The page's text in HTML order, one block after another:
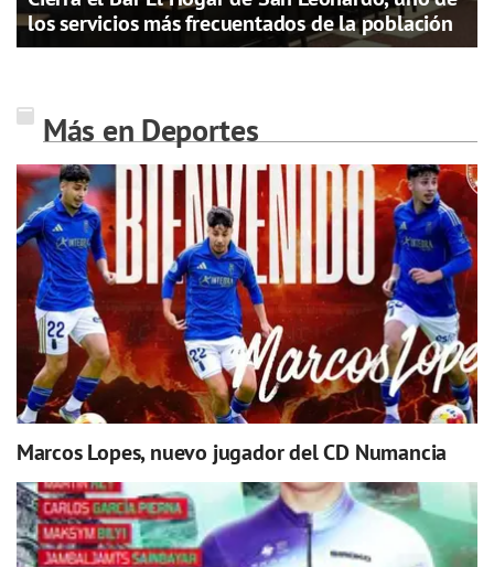
los servicios más frecuentados de la población
Más en Deportes
Marcos Lopes, nuevo jugador del CD Numancia